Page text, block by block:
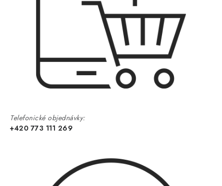
Telefonické objednávky:
+420 773 111 269